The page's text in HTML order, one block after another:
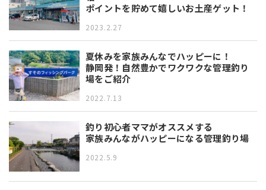
ポイントを貯めて嬉しいお土産ゲット！
2023.2.27
夏休みを家族みんなでハッピーに！
静岡発！自然豊かでワクワクな管理釣り
場をご紹介
2022.7.13
釣り初心者ママがオススメする
家族みんながハッピーになる管理釣り場
2022.5.9